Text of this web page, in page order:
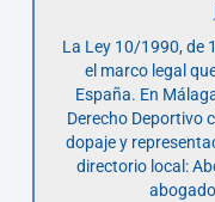
La Ley 10/1990, de
el marco legal
España. En
Derecho Deportivo
dopaje y
directorio local: